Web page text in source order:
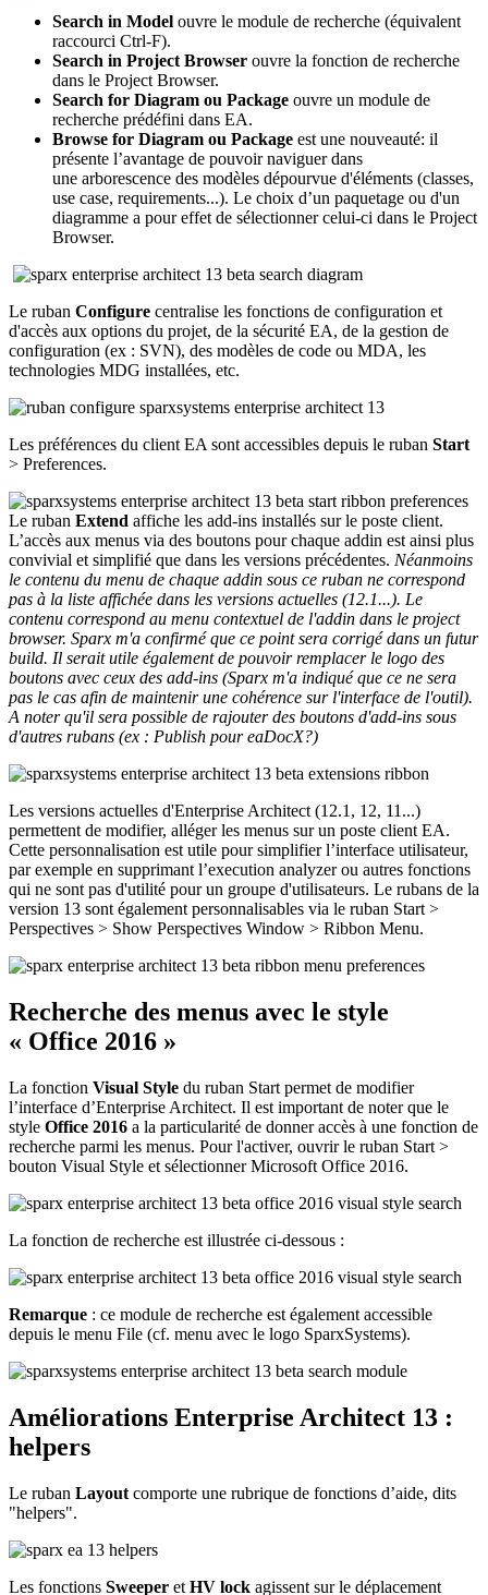
Search in Model ouvre le module de recherche (équivalent
raccourci Ctrl-F).
Search in Project Browser ouvre la fonction de recherche
dans le Project Browser.
Search for Diagram ou Package ouvre un module de
recherche prédéfini dans EA.
Browse for Diagram ou Package est une nouveauté: il
présente l’avantage de pouvoir naviguer dans
une arborescence des modèles dépourvue d'éléments (classes,
use case, requirements...). Le choix d’un paquetage ou d'un
diagramme a pour effet de sélectionner celui-ci dans le Project
Browser.
Le ruban Configure centralise les fonctions de configuration et
d'accès aux options du projet, de la sécurité EA, de la gestion de
configuration (ex : SVN), des modèles de code ou MDA, les
technologies MDG installées, etc.
Les préférences du client EA sont accessibles depuis le ruban Start
> Preferences.
Le ruban Extend affiche les add-ins installés sur le poste client.
L’accès aux menus via des boutons pour chaque addin est ainsi plus
convivial et simplifié que dans les versions précédentes. Néanmoins
le contenu du menu de chaque addin sous ce ruban ne correspond
pas à la liste affichée dans les versions actuelles (12.1...). Le
contenu correspond au menu contextuel de l'addin dans le project
browser. Sparx m'a confirmé que ce point sera corrigé dans un futur
build. Il serait utile également de pouvoir remplacer le logo des
boutons avec ceux des add-ins (Sparx m'a indiqué que ce ne sera
pas le cas afin de maintenir une cohérence sur l'interface de l'outil).
A noter qu'il sera possible de rajouter des boutons d'add-ins sous
d'autres rubans (ex : Publish pour eaDocX?)
Les versions actuelles d'Enterprise Architect (12.1, 12, 11...)
permettent de modifier, alléger les menus sur un poste client EA.
Cette personnalisation est utile pour simplifier l’interface utilisateur,
par exemple en supprimant l’execution analyzer ou autres fonctions
qui ne sont pas d'utilité pour un groupe d'utilisateurs. Le rubans de la
version 13 sont également personnalisables via le ruban Start >
Perspectives > Show Perspectives Window > Ribbon Menu.
Recherche des menus avec le style
« Office 2016 »
La fonction Visual Style du ruban Start permet de modifier
l’interface d’Enterprise Architect. Il est important de noter que le
style Office 2016 a la particularité de donner accès à une fonction de
recherche parmi les menus. Pour l'activer, ouvrir le ruban Start >
bouton Visual Style et sélectionner Microsoft Office 2016.
La fonction de recherche est illustrée ci-dessous :
Remarque : ce module de recherche est également accessible
depuis le menu File (cf. menu avec le logo SparxSystems).
Améliorations Enterprise Architect 13 :
helpers
Le ruban Layout comporte une rubrique de fonctions d’aide, dits
"helpers".
Les fonctions Sweeper et HV lock agissent sur le déplacement